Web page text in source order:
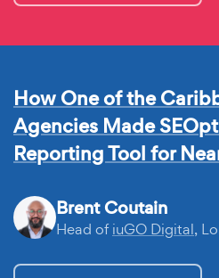
How One of the
Agencies Made
Reporting Tool for
Brent Coutain
Head ofiuGO Digital,